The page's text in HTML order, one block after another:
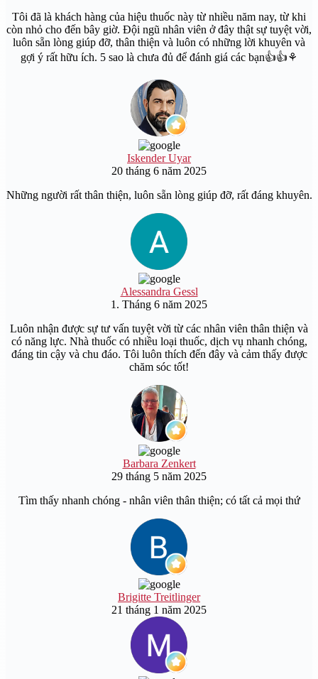
Tôi đã là khách hàng của hiệu thuốc này từ nhiều năm nay, từ khi
còn nhỏ cho đến bây giờ. Đội ngũ nhân viên ở đây thật sự tuyệt vời,
luôn sẵn lòng giúp đỡ, thân thiện và luôn có những lời khuyên và
gợi ý rất hữu ích. 5 sao là chưa đủ để đánh giá các bạn👍👍⚘️
Iskender Uyar
20 tháng 6 năm 2025
Những người rất thân thiện, luôn sẵn lòng giúp đỡ, rất đáng khuyên.
Alessandra Gessl
1. Tháng 6 năm 2025
Luôn nhận được sự tư vấn tuyệt vời từ các nhân viên thân thiện và
có năng lực. Nhà thuốc có nhiều loại thuốc, dịch vụ nhanh chóng,
đáng tin cậy và chu đáo. Tôi luôn thích đến đây và cảm thấy được
chăm sóc tốt!
Barbara Zenkert
29 tháng 5 năm 2025
Tìm thấy nhanh chóng - nhân viên thân thiện; có tất cả mọi thứ
Brigitte Treitlinger
21 tháng 1 năm 2025